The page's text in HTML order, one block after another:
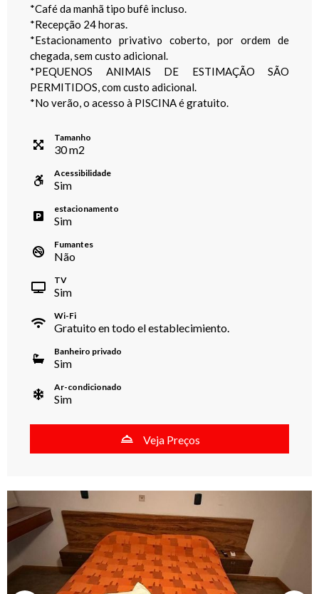
*Café da manhã tipo bufê incluso.
*Recepção 24 horas.
*Estacionamento privativo coberto, por ordem de
chegada, sem custo adicional.
*PEQUENOS ANIMAIS DE ESTIMAÇÃO SÃO
PERMITIDOS, com custo adicional.
*No verão, o acesso à PISCINA é gratuito.
Tamanho
30m2
Acessibilidade
Sim
estacionamento
Sim
Fumantes
Não
TV
Sim
Wi-Fi
Gratuito en todo el establecimiento.
Banheiro privado
Sim
Ar-condicionado
Sim
Veja Preços